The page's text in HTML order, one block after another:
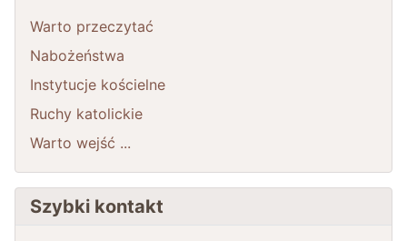
Warto przeczytać
Nabożeństwa
Instytucje kościelne
Ruchy katolickie
Warto wejść ...
Szybki kontakt